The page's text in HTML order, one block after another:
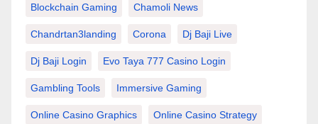
Blockchain Gaming Chamoli News
Chandrtan3landing Corona Dj Baji Live
Dj Baji Login Evo Taya 777 Casino Login
Gambling Tools Immersive Gaming
Online Casino Graphics Online Casino Strategy